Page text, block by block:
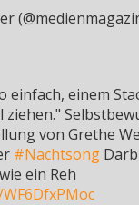
einfach, einem
ziehen."
von Grethe
#Nachtsong
ein Reh